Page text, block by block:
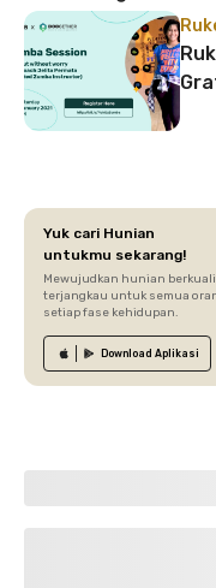
Yuk cari Hunian
untukmu sekarang!
Mewujudkan hunian
terjangkau untuk semua
setiap fase kehidupan.
Download Aplikasi